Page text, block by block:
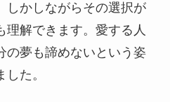
しかしながらその選択が
理解できます。愛する人
の夢も諦めないという姿
た。